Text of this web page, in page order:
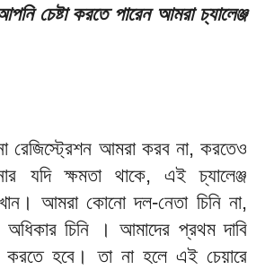
চেষ্টা করতে পারেন আমরা চ্যালেঞ্জ
আমরা করব না, করতেও
যদি ক্ষমতা থাকে, এই চ্যালেঞ্জ
আমরা কোনো দল-নেতা চিনি না,
চিনি । আমাদের প্রথম দাবি
করতে হবে। তা না হলে এই চেয়ারে